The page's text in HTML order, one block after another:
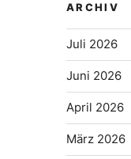
ARCHIV
Juli 2026
Juni 2026
April 2026
März 2026